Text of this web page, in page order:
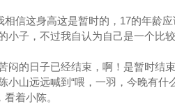
这身高这是暂时的，17的年龄应
小子，不过我自认为自己是一个比
的日子已经结束，啊！是暂时结束
山远远喊到“喂，一羽，今晚有什
着小陈。